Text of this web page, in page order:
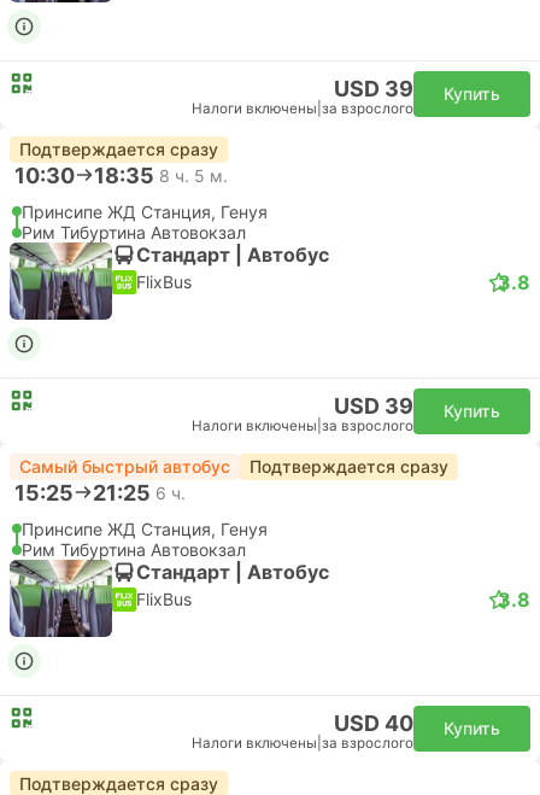
USD 39
Налоги включены за взрослого
Купить
Подтверждается сразу
10:30 18:35 8 ч. 5 м.
Принсипе ЖД Станция, Генуя
Рим Тибуртина Автовокзал
Стандарт | Автобус
FlixBus 3.8
USD 39
Налоги включены за взрослого
Купить
Самый быстрый автобус Подтверждается сразу
15:25 21:25 6 ч.
Принсипе ЖД Станция, Генуя
Рим Тибуртина Автовокзал
Стандарт | Автобус
FlixBus 3.8
USD 40
Налоги включены за взрослого
Купить
Подтверждается сразу